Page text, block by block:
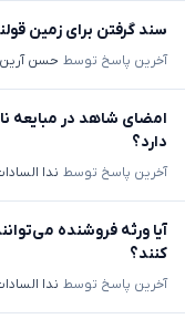
سند گرفتن برای زمین
آخرین پاسخ توسط حسن آرین
امضای شاهد در مبایعه
دارد؟
آخرین پاسخ توسط ندا
آیا ورثه فروشنده
کنند؟
آخرین پاسخ توسط ندا